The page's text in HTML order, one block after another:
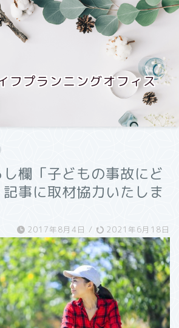
フプランニングオフィス
欄「子どもの事故にど
事に取材協力いたしま
2017年8月4日 / 2021年6月18日